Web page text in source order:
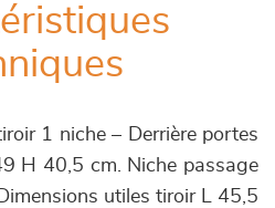
1 niche – Derrière portes
H 40,5 cm. Niche passage
utiles tiroir L 45,5